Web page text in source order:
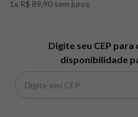
1x R$ 89,90 sem juros
Digite seu CEP
disponibilidade
8º snack proteico mundo verde
creatina mundo verde